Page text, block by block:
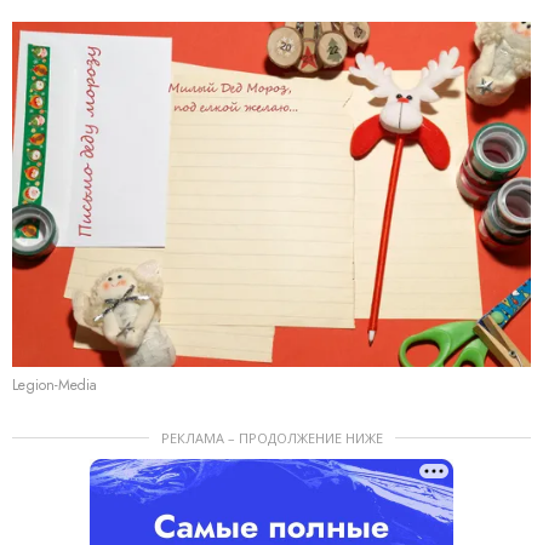
Legion-Media
РЕКЛАМА – ПРОДОЛЖЕНИЕ НИЖЕ